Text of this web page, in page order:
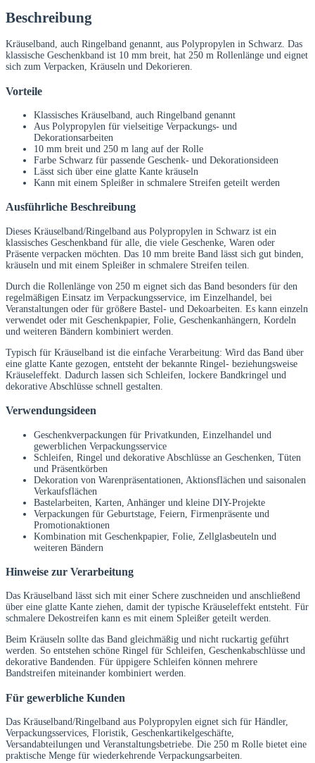
Beschreibung
Kräuselband, auch Ringelband genannt, aus Polypropylen in Schwarz. Das
klassische Geschenkband ist 10 mm breit, hat 250 m Rollenlänge und eignet
sich zum Verpacken, Kräuseln und Dekorieren.
Vorteile
Klassisches Kräuselband, auch Ringelband genannt
Aus Polypropylen für vielseitige Verpackungs- und
Dekorationsarbeiten
10 mm breit und 250 m lang auf der Rolle
Farbe Schwarz für passende Geschenk- und Dekorationsideen
Lässt sich über eine glatte Kante kräuseln
Kann mit einem Spleißer in schmalere Streifen geteilt werden
Ausführliche Beschreibung
Dieses Kräuselband/Ringelband aus Polypropylen in Schwarz ist ein
klassisches Geschenkband für alle, die viele Geschenke, Waren oder
Präsente verpacken möchten. Das 10 mm breite Band lässt sich gut binden,
kräuseln und mit einem Spleißer in schmalere Streifen teilen.
Durch die Rollenlänge von 250 m eignet sich das Band besonders für den
regelmäßigen Einsatz im Verpackungsservice, im Einzelhandel, bei
Veranstaltungen oder für größere Bastel- und Dekoarbeiten. Es kann einzeln
verwendet oder mit Geschenkpapier, Folie, Geschenkanhängern, Kordeln
und weiteren Bändern kombiniert werden.
Typisch für Kräuselband ist die einfache Verarbeitung: Wird das Band über
eine glatte Kante gezogen, entsteht der bekannte Ringel- beziehungsweise
Kräuseleffekt. Dadurch lassen sich Schleifen, lockere Bandkringel und
dekorative Abschlüsse schnell gestalten.
Verwendungsideen
Geschenkverpackungen für Privatkunden, Einzelhandel und
gewerblichen Verpackungsservice
Schleifen, Ringel und dekorative Abschlüsse an Geschenken, Tüten
und Präsentkörben
Dekoration von Warenpräsentationen, Aktionsflächen und saisonalen
Verkaufsflächen
Bastelarbeiten, Karten, Anhänger und kleine DIY-Projekte
Verpackungen für Geburtstage, Feiern, Firmenpräsente und
Promotionaktionen
Kombination mit Geschenkpapier, Folie, Zellglasbeuteln und
weiteren Bändern
Hinweise zur Verarbeitung
Das Kräuselband lässt sich mit einer Schere zuschneiden und anschließend
über eine glatte Kante ziehen, damit der typische Kräuseleffekt entsteht. Für
schmalere Dekostreifen kann es mit einem Spleißer geteilt werden.
Beim Kräuseln sollte das Band gleichmäßig und nicht ruckartig geführt
werden. So entstehen schöne Ringel für Schleifen, Geschenkabschlüsse und
dekorative Bandenden. Für üppigere Schleifen können mehrere
Bandstreifen miteinander kombiniert werden.
Für gewerbliche Kunden
Das Kräuselband/Ringelband aus Polypropylen eignet sich für Händler,
Verpackungsservices, Floristik, Geschenkartikelgeschäfte,
Versandabteilungen und Veranstaltungsbetriebe. Die 250 m Rolle bietet eine
praktische Menge für wiederkehrende Verpackungsarbeiten.